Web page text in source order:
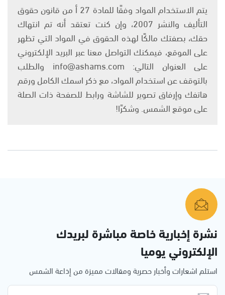
يتم الاستخدام المواد وفقًا للمادة 27 أ من قانون حقوق
التأليف والنشر 2007، وإن كنت تعتقد أنه تم انتهاك
حقك، بصفتك مالكًا لهذه الحقوق في المواد التي تظهر
على الموقع، فيمكنك التواصل معنا عبر البريد الإلكتروني
على العنوان التالي: info@ashams.com والطلب
بالتوقف عن استخدام المواد، مع ذكر اسمك الكامل ورقم
هاتفك وإرفاق تصوير للشاشة ورابط للصفحة ذات الصلة
على موقع الشمس. وشكرًا!
نشرة إخبارية خاصة مباشرة لبريدك
الإلكتروني يوميا
استلم اشعارات وأخبار حصرية ومقالات مميزة من إذاعة الشمس